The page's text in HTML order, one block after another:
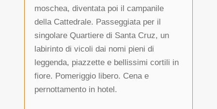
moschea, diventata poi il campanile
della Cattedrale. Passeggiata per il
singolare Quartiere di Santa Cruz, un
labirinto di vicoli dai nomi pieni di
leggenda, piazzette e bellissimi cortili in
fiore. Pomeriggio libero. Cena e
pernottamento in hotel.